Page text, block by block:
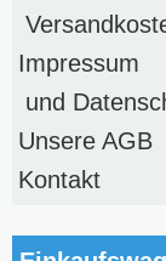
Impressum
und
Unsere AGB
Kontakt